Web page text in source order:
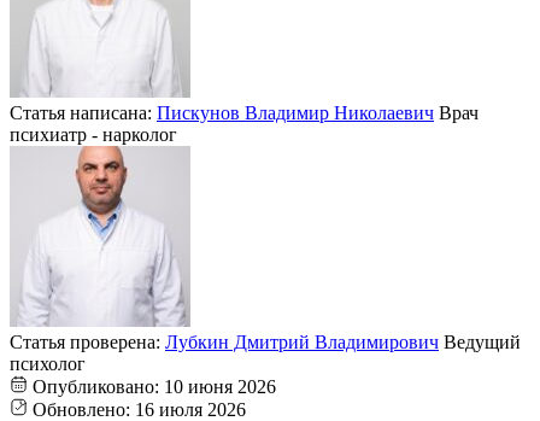
Статья написана: Пискунов Владимир Николаевич Врач
психиатр - нарколог
Статья проверена: Лубкин Дмитрий Владимирович Ведущий
психолог
Опубликовано: 10 июня 2026
Обновлено: 16 июля 2026